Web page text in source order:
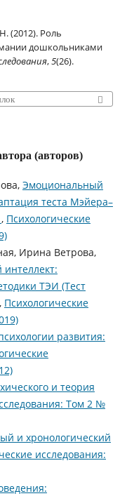
(2012). Роль
дошкольниками
,5(26).
(авторов)
Эмоциональный
теста Мэйера–
, Психологические
Ирина Ветрова,
ТЭИ (Тест
, Психологические
развития:
и теория
Том 2 №
и хронологический
исследования: